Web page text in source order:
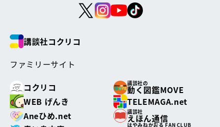
講談社コクリコ
ファミリーサイト
コクリコ
講談社の
動く図鑑MOVE
WEB げんき
TELEMAGA.net
Aneひめ.net
講談社
えほん通信
はやみねかおる FAN CLUB